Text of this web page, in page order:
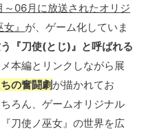
～06月に放送されたオリジ
』 が、ゲーム化していま
『刀使(とじ)』と呼ばれる
本編とリンクしながら展
の奮闘劇が描かれてお
ろん、ゲームオリジナル
刀使ノ巫女』の世界を広